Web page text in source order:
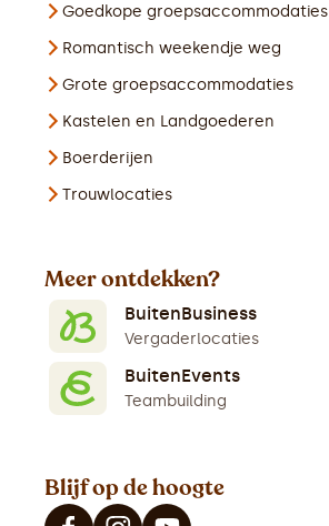
Goedkope groepsaccommodaties
Romantisch weekendje weg
Grote groepsaccommodaties
Kastelen en Landgoederen
Boerderijen
Trouwlocaties
Meer ontdekken?
BuitenBusiness
Vergaderlocaties
BuitenEvents
Teambuilding
Blijf op de hoogte